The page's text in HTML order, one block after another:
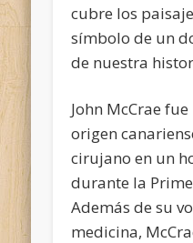
cubre los
símbolo de un
de nuestra
John McCrae
origen
cirujano en un
durante la
Además de su
medicina,